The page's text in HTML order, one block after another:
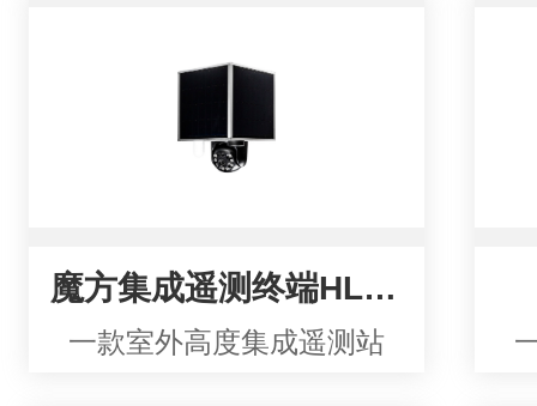
魔方集成遥测终端HLU-3820P
一款室外高度集成遥测站